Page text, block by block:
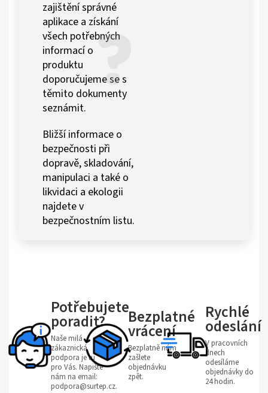
zajištění správné
aplikace a získání
všech potřebných
informací o
produktu
doporučujeme se s
těmito dokumenty
seznámit.
Bližší informace o
bezpečnosti při
dopravě, skladování,
manipulaci a také o
likvidaci a ekologii
najdete v
bezpečnostním listu.
Potřebujete
poradit?
Naše milá
zákaznická
podpora je tu
pro Vás. Napište
nám na email:
podpora@surtep.cz.
Bezplatné
vrácení
Bezplatně nám
zašlete
objednávku
zpět.
Rychlé
odeslání
V pracovních
dnech
odesíláme
objednávky do
24 hodin.